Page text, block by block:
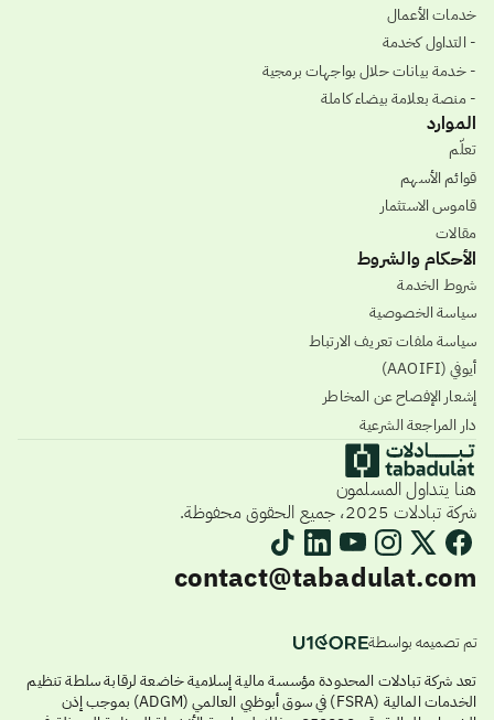
خدمات الأعمال
- التداول كخدمة
- خدمة بيانات حلال بواجهات برمجية
- منصة بعلامة بيضاء كاملة
الموارد
تعلّم
قوائم الأسهم
قاموس الاستثمار
مقالات
الأحكام والشروط
شروط الخدمة
سياسة الخصوصية
سياسة ملفات تعريف الارتباط
أيوفي (AAOIFI)
إشعار الإفصاح عن المخاطر
دار المراجعة الشرعية
هنا يتداول المسلمون
شركة تبادلات 2025، جميع الحقوق محفوظة.
contact@tabadulat.com
تم تصميمه بواسطة
تعد شركة تبادلات المحدودة مؤسسة مالية إسلامية خاضعة لرقابة سلطة تنظيم
الخدمات المالية (FSRA) في سوق أبوظبي العالمي (ADGM) بموجب إذن